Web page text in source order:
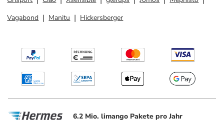
Vagabond
Manitu Hickersberger
6.2 Mio. limango Pakete pro Jahr